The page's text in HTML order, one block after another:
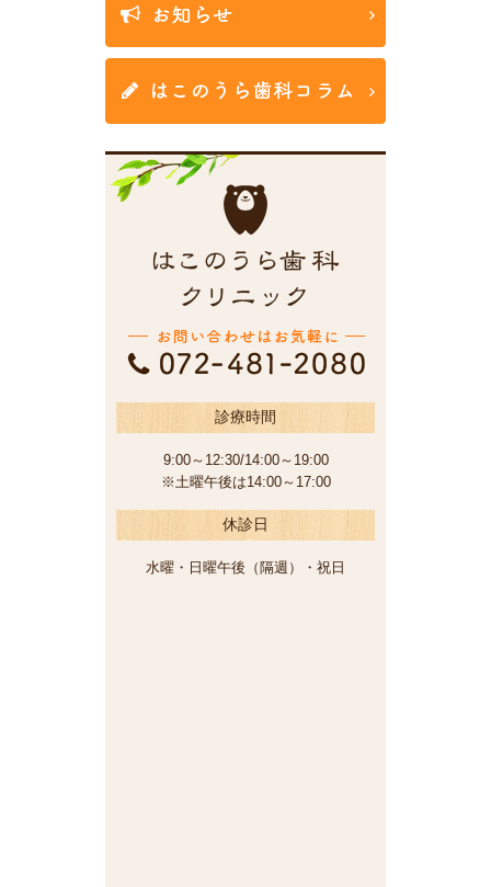
診療時間
9:00～12:30/14:00～19:00
※土曜午後は14:00～17:00
休診日
水曜・日曜午後（隔週）・祝日